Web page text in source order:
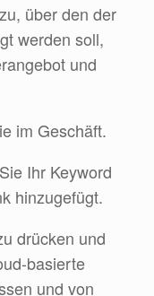
über den der
werden soll,
und
im Geschäft.
Ihr Keyword
hinzugefügt.
drücken und
basierte
und von